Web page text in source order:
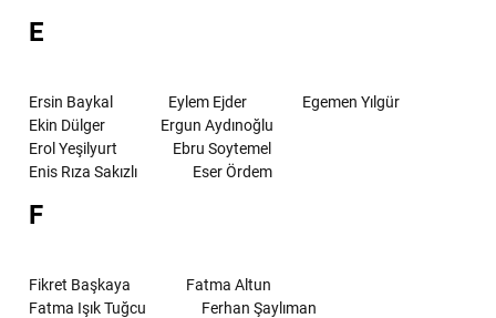
E
Ersin Baykal Eylem Ejder
Egemen Yılgür
Ekin Dülger
Ergun Aydınoğlu
Erol Yeşilyurt
Ebru Soytemel
Enis Rıza Sakızlı
Eser Ördem
F
Fikret Başkaya
Fatma Altun
Fatma Işık Tuğcu
Ferhan Şaylıman